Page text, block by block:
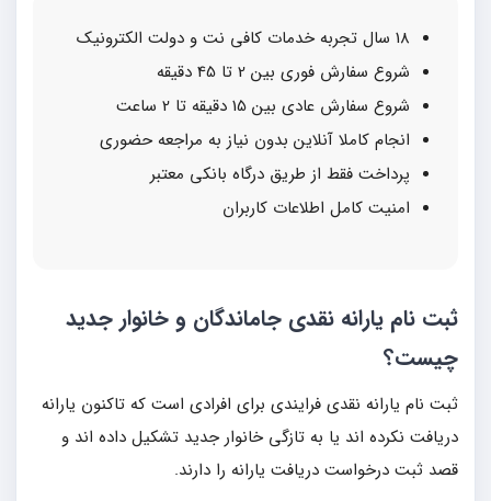
18 سال تجربه خدمات کافی نت و دولت الکترونیک
شروع سفارش فوری بین 2 تا 45 دقیقه
شروع سفارش عادی بین 15 دقیقه تا 2 ساعت
انجام کاملا آنلاین بدون نیاز به مراجعه حضوری
پرداخت فقط از طریق درگاه بانکی معتبر
امنیت کامل اطلاعات کاربران
ثبت نام یارانه نقدی جاماندگان و خانوار جدید
چیست؟
ثبت نام یارانه نقدی فرایندی برای افرادی است که تاکنون یارانه
دریافت نکرده اند یا به تازگی خانوار جدید تشکیل داده اند و
قصد ثبت درخواست دریافت یارانه را دارند.